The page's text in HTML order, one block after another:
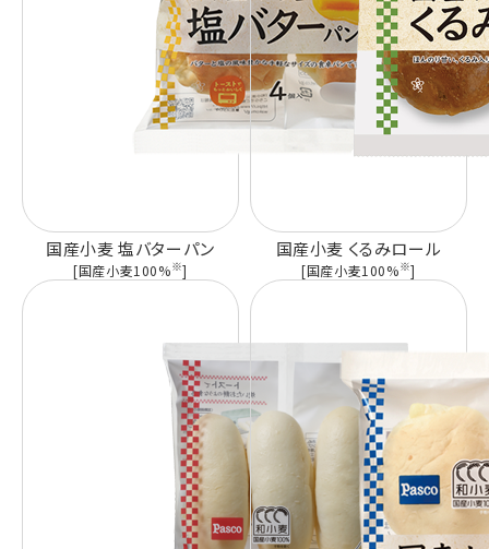
国産小麦 塩バターパン
[国産小麦100%※]
国産小麦 くるみロール
[国産小麦100%※]